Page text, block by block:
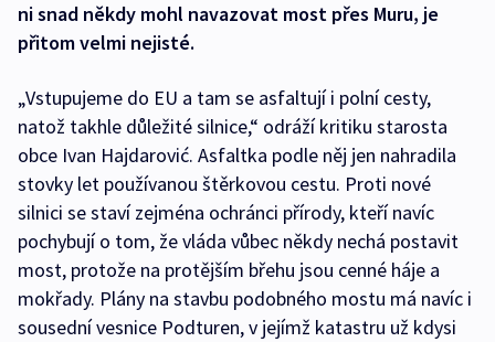
ni snad někdy mohl navazovat most přes Muru, je
přitom velmi nejisté.
„Vstupujeme do EU a tam se asfaltují i polní cesty,
natož takhle důležité silnice,“ odráží kritiku starosta
obce Ivan Hajdarović. Asfaltka podle něj jen nahradila
stovky let používanou štěrkovou cestu. Proti nové
silnici se staví zejména ochránci přírody, kteří navíc
pochybují o tom, že vláda vůbec někdy nechá postavit
most, protože na protějším břehu jsou cenné háje a
mokřady. Plány na stavbu podobného mostu má navíc i
sousední vesnice Podturen, v jejímž katastru už kdysi